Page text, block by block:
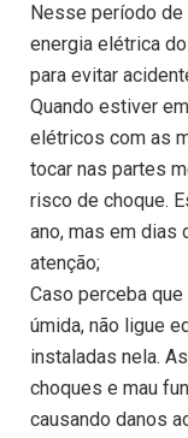
Nesse período de
energia elétrica
para evitar
Quando estiver
elétricos com as
tocar nas partes
risco de choque.
ano, mas em dias
atenção;
Caso perceba
úmida, não ligue
instaladas nela.
choques e mau
causando danos